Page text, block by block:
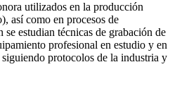
utilizados en la producción
así como en procesos de
estudian técnicas de grabación de
profesional en estudio y en
protocolos de la industria y